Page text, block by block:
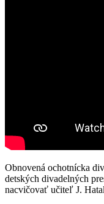
Obnovená ochotnícka
detských divadelných
nacvičovať učiteľ J.